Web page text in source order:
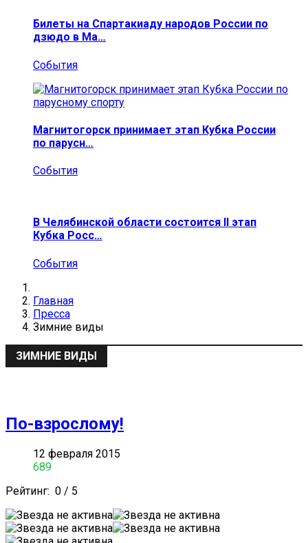
Билеты на Спартакиаду народов России по
дзюдо в Ма…
События
Магнитогорск принимает этап Кубка России
по парусн…
События
В Челябинской области состоится II этап
Кубка Росс…
События
Главная
Пресса
Зимние виды
ЗИМНИЕ ВИДЫ
По-взрослому!
12 февраля 2015
689
Рейтинг: 0 / 5